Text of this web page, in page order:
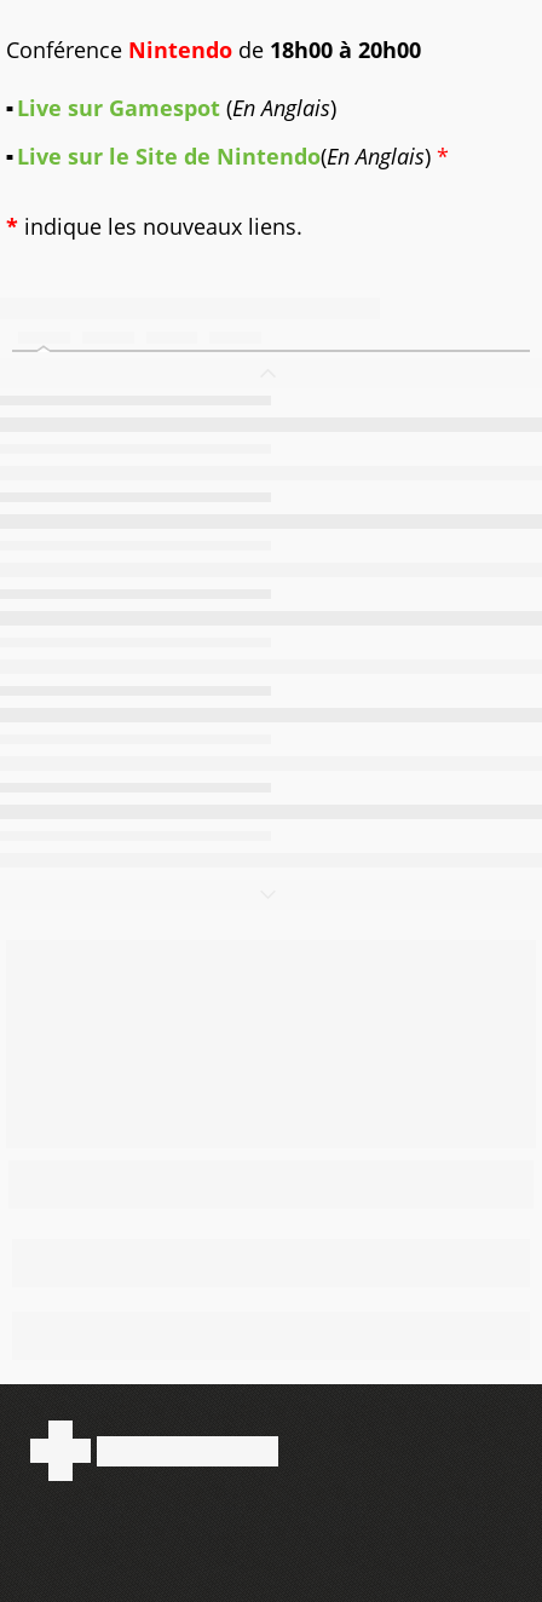
Conférence Nintendo de 18h00 à 20h00
Live sur Gamespot (En Anglais)
Live sur le Site de Nintendo(En Anglais) *
* indique les nouveaux liens.